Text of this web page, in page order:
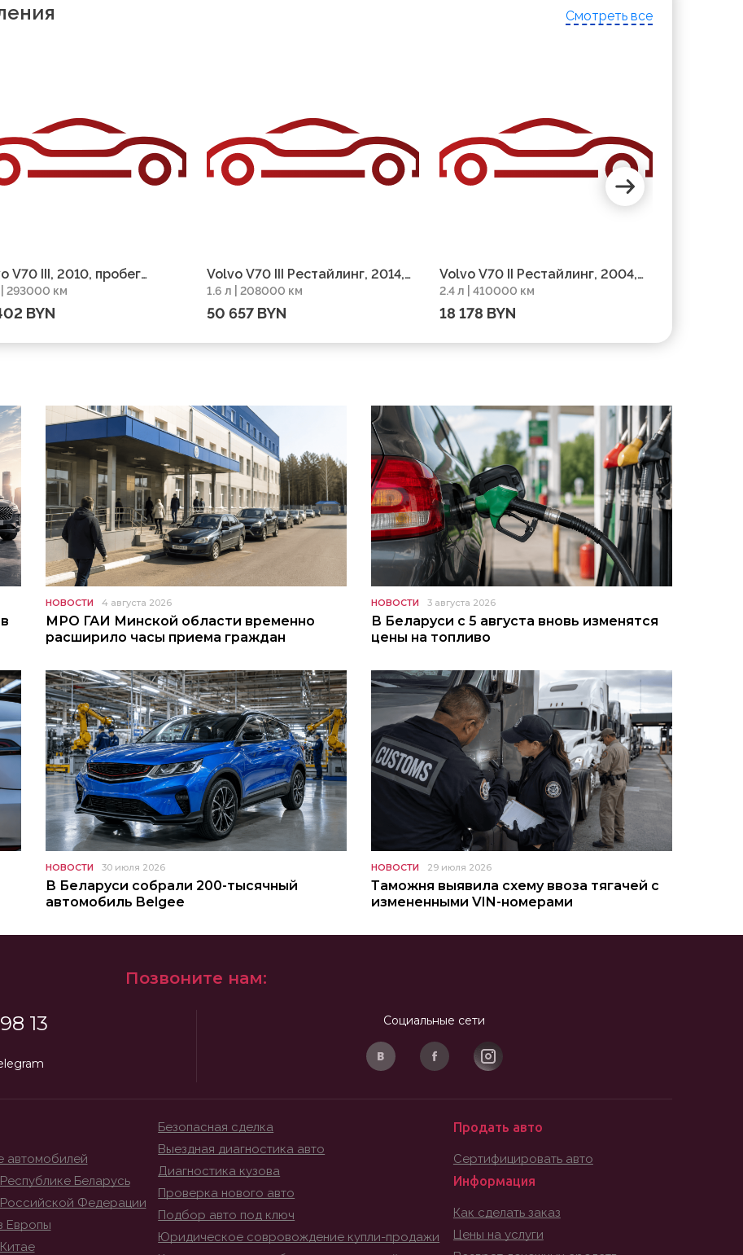
Смотреть все
V70 III, 2010, пробег
км
| 293000 км
BYN
Volvo V70 III Рестайлинг, 2014,
пробег 208000 км
1.6 л | 208000 км
50 657 BYN
Volvo V70 II Рестайлинг, 2004,
пробег 410000 км
2.4 л | 410000 км
18 178 BYN
НОВОСТИ 4 августа 2026
МРО ГАИ Минской области временно
расширило часы приема граждан
НОВОСТИ 3 августа 2026
В Беларуси с 5 августа вновь изменятся
цены на топливо
НОВОСТИ 30 июля 2026
В Беларуси собрали 200-тысячный
автомобиль Belgee
НОВОСТИ 29 июля 2026
Таможня выявила схему ввоза тягачей с
измененными VIN-номерами
Позвоните нам:
13 Социальные сети
автомобилей
Беларусь
Федерации
Европы
Безопасная сделка
Выездная диагностика авто
Диагностика кузова
Проверка нового авто
Подбор авто под ключ
Юридическое совровождение купли-продажи
Продать авто
Сертифицировать авто
Информация
Как сделать заказ
Цены на услуги